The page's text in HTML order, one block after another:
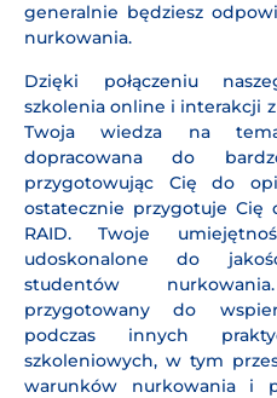
generalnie będziesz
nurkowania.
Dzięki połączeniu
szkolenia online i interakcji
Twoja wiedza na
dopracowana do
przygotowując Cię do
ostatecznie przygotuje Cię
RAID. Twoje
udoskonalone do
studentów
przygotowany do
podczas innych
szkoleniowych, w tym
warunków nurkowania i